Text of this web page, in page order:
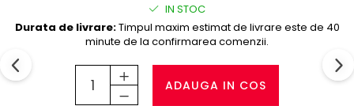
IN STOC
Durata de livrare:Timpul maxim estimat de livrare este de 40
minute de la confirmarea comenzii.
ADAUGA IN COS